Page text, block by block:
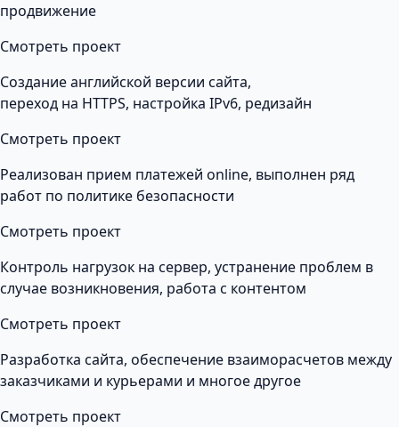
продвижение
Смотреть проект
Создание английской версии сайта,
переход на HTTPS, настройка IPv6, редизайн
Смотреть проект
Реализован прием платежей online, выполнен ряд
работ по политике безопасности
Смотреть проект
Контроль нагрузок на сервер, устранение проблем в
случае возникновения, работа с контентом
Смотреть проект
Разработка сайта, обеспечение взаиморасчетов между
заказчиками и курьерами и многое другое
Смотреть проект